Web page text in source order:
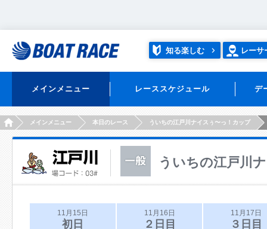
知る楽しむ レーサ
メインメニュー レーススケジュール デ
HOMEメインメニュー 本日のレース ういちの江戸川ナイスぅ〜っ！カップ
ういちの江戸川
11月15日
初日
11月16日
２日目
11月17日
３日目